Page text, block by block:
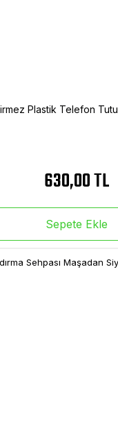
Plastik Telefon
630,00 TL
Sepete Ekle